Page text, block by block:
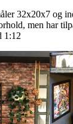
32x20x7 og
men har
1:12